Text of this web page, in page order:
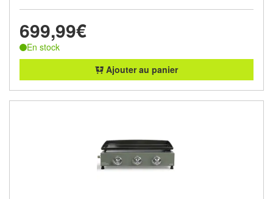
699,99€
En stock
Ajouter au panier